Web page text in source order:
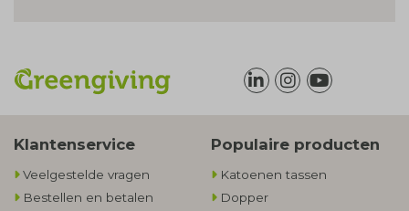
Klantenservice
Veelgestelde vragen
Bestellen en betalen
Populaire producten
Katoenen tassen
Dopper